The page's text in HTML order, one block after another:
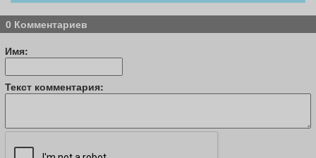
0 Комментариев
Имя:
Текст комментария: